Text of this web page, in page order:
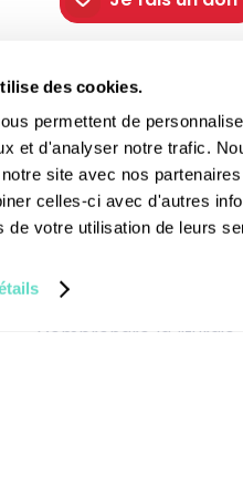
des cookies.
permettent de
et d'analyser notre trafic.
site avec nos
celles-ci avec d'autres
de votre utilisation de leurs
Les fêtes chrétiennes
Les saints du jour
La Bible
Les sacrements
Le patrimoine religieux
Les recettes et
Comprendre la liturgie